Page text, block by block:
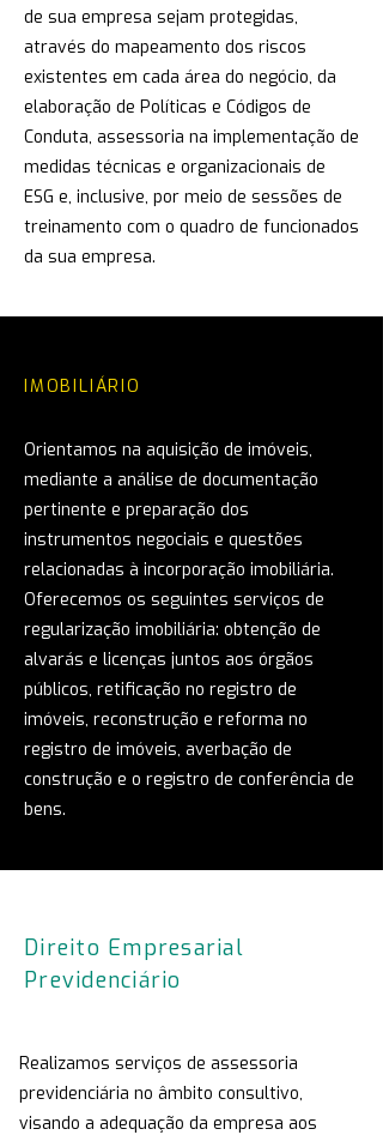
de sua empresa sejam protegidas,
através do mapeamento dos riscos
existentes em cada área do negócio, da
elaboração de Políticas e Códigos de
Conduta, assessoria na implementação de
medidas técnicas e organizacionais de
ESG e, inclusive, por meio de sessões de
treinamento com o quadro de funcionados
da sua empresa.
IMOBILIÁRIO
Orientamos na aquisição de imóveis,
mediante a análise de documentação
pertinente e preparação dos
instrumentos negociais e questões
relacionadas à incorporação imobiliária.
Oferecemos os seguintes serviços de
regularização imobiliária: obtenção de
alvarás e licenças juntos aos órgãos
públicos, retificação no registro de
imóveis, reconstrução e reforma no
registro de imóveis, averbação de
construção e o registro de conferência de
bens.
Direito Empresarial
Previdenciário
Realizamos serviços de assessoria
previdenciária no âmbito consultivo,
visando a adequação da empresa aos